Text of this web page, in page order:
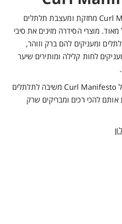
סדרת הטיפוח Curl Manifesto מחזקת ומעצבת תלתלים
מוצרי הסידרה מזינים את סיבי
ומעניקים להם ברק וזוהר,
לחות קלילה ומותירים שיער
שגרת הטיפוח המלאה של Curl Manifesto משיבה לתלתלים
אותם להכי רכים ומבריקים שרק